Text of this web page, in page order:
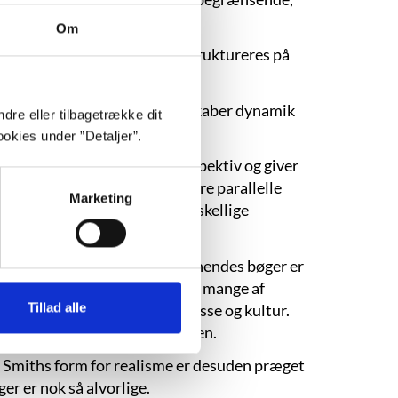
Om
eller tilbagetrække dit
under ”Detaljer”.
Marketing
Tillad alle
tværs af forfatterskabet struktureres på
med deres baggrunde skaber dynamik
lader fortælleren skifte perspektiv og giver
beherske og komponere flere parallelle
et kulørt kludetæppe af forskellige
med sin baggrund, men hendes bøger er
på arbejdet. Desuden har mange af
på tværs af etnicitet, klasse og kultur.
i en globaliseret verden.
form for realisme er desuden præget
er nok så alvorlige.